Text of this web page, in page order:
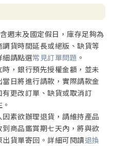
週末及國定假日，庫存足夠為
貨時間延長或絕版、缺貨等
細請點選常見訂單問題 。
，銀行預先授權金額，並未
日將進行請款，實際請款金
更改訂單、缺貨或取消訂
素欲辦理退貨，請維持產品
商品鑑賞期七天內，將與欲
貨單寄回。詳細可閱讀退換